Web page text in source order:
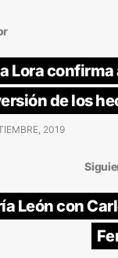
Lora confirma
de los
2019
León con